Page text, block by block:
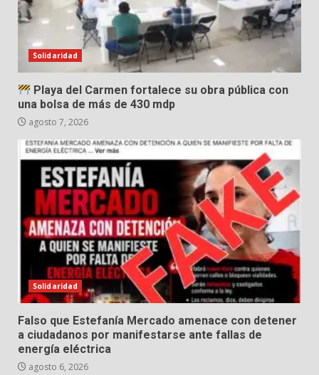
Solidaridad
Playa del Carmen fortalece su obra pública con
una bolsa de más de 430 mdp
agosto 7, 2026
Solidaridad
Falso que Estefanía Mercado amenace con detener
a ciudadanos por manifestarse ante fallas de
energía eléctrica
agosto 6, 2026